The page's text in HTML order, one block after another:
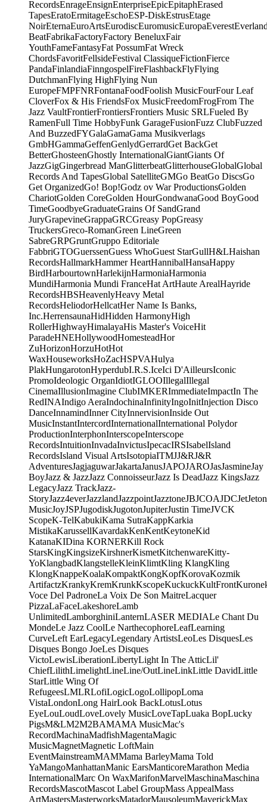
RecordsEnrageEnsignEnterpriseEpicEpitaphErased
TapesEratoErmitageEschoESP-DiskEstrusEtage
NoirEternaEuroArtsEurodiscEuromusicEuropaEverest
BeatFabrikaFactoryFactory BeneluxFair
YouthFameFantasyFat PossumFat Wreck
ChordsFavoritFellsideFestival ClassiqueFictionFierce
PandaFinlandiaFinngospelFireFlashbackFlyFlying
DutchmanFlying HighFlying Nun
EuropeFMPFNRFontanaFoodFoolish MusicFourFour Leaf
CloverFox & His FriendsFox MusicFreedomFrogFrom The
Jazz VaultFrontierFrontiersFrontiers Music SRLFueled By
RamenFull Time HobbyFunk GarageFusionFuzz ClubFuzzed
And BuzzedFYGalaGamaGama Musikverlags
GmbHGammaGeffenGenlydGerrardGet BackGet
BetterGhosteenGhostly InternationalGiantGiants Of
JazzGigGingerbread ManGlitterbeatGlitterhouseGlobalGlobal
Records And TapesGlobal SatelliteGMGo BeatGo DiscsGo
Get OrganizedGo! Bop!Godz ov War ProductionsGolden
ChariotGolden CoreGolden HourGondwanaGood BoyGood
TimeGoodbyeGraduateGrains Of SandGrand
JuryGrapevineGrappaGRCGreasy PopGreasy
TruckersGreco-RomanGreen LineGreen
SabreGRPGruntGruppo Editoriale
FabbriGTOGuerssenGuess WhoGuest StarGullH&LHaishan
RecordsHallmarkHammer HeartHannibalHansaHappy
BirdHarbourtownHarlekijnHarmoniaHarmonia
MundiHarmonia Mundi FranceHat ArtHaute ArealHayride
RecordsHBSHeavenlyHeavy Metal
RecordsHeliodorHellcatHer Name Is Banks,
Inc.HerrensaunaHidHidden HarmonyHigh
RollerHighwayHimalayaHis Master's VoiceHit
ParadeHNEHollywoodHomesteadHor
ZuHorizonHorzuHotHot
WaxHouseworksHoZacHSPVAHulya
PlakHungarotonHyperdubI.R.S.IceIci D'AilleursIconic
PromoIdeologic OrganIdiotIGLOOIllegalIllegal
CinemaIllusionImagine ClubIMKERImmediateImpactIn The
RedINAIndigo AeraIndochinaInfinityIngoInitInjection Disco
DanceInnamindInner CityInnervisionInside Out
MusicInstantIntercordInternationalInternational Polydor
ProductionInterphonInterscopeInterscope
RecordsIntuitionInvadaInvictusIpecacIRSIsabelIsland
RecordsIsland Visual ArtsIsotopiaITMJJ&RJ&R
AdventuresJagjaguwarJakartaJanusJAPOJAROJasJasmineJay
BoyJazz & JazzJazz ConnoisseurJazz Is DeadJazz KingsJazz
LegacyJazz TrackJazz-
StoryJazz4everJazzlandJazzpointJazztoneJBJCOAJDCJetJeton
MusicJoyJSPJugodiskJugotonJupiterJustin TimeJVCK
ScopeK-TelKabukiKama SutraKappKarkia
MistikaKarussellKavardakKenKentKeytoneKid
KatanaKIDina KORNERKill Rock
StarsKingKingsizeKirshnerKismetKitchenwareKitty-
YoKlangbadKlangstelleKleinKlimtKling KlangKling
KlongKnappeKoalaKompaktKongKopfKorovaKozmik
ArtifactzKrankyKremKrunkKscopeKuckuckKultFront
Voce Del PadroneLa Voix De Son MaitreLacquer
PizzaLaFaceLakeshoreLamb
UnlimitedLamborghiniLanternLASER MEDIALe Chant Du
MondeLe Jazz CoolLe NarthecophoreLeafLearning
CurveLeft EarLegacyLegendary ArtistsLeoLes DisquesLes
Disques Bongo JoeLes Disques
VictoLewisLiberationLibertyLight In The AtticLil'
ChiefLilithLimelightLineLine/OutLineLinkLittle DavidLittle
StarLittle Wing Of
RefugeesLMLRLofiLogicLogoLollipopLoma
VistaLondonLong HairLook BackLotusLotus
EyeLouLoudLoveLovely MusicLoveTapLuaka BopLucky
PigsM&LM2M2BAMAMA MusicMac's
RecordMachinaMadfishMagentaMagic
MusicMagnetMagnetic LoftMain
EventMainstreamMAMMama BarleyMama Told
YaMangoManhattanManic EarsManticoreMarathon Media
InternationalMarc On WaxMarifonMarvelMaschinaMaschina
RecordsMascotMascot Label GroupMass AppealMass
ArtMastersMasterworksMatadorMausoleumMaverickMax